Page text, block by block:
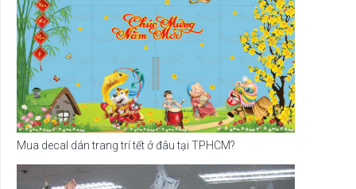
Mua decal dán trang trí tết ở đâu tại TPHCM?